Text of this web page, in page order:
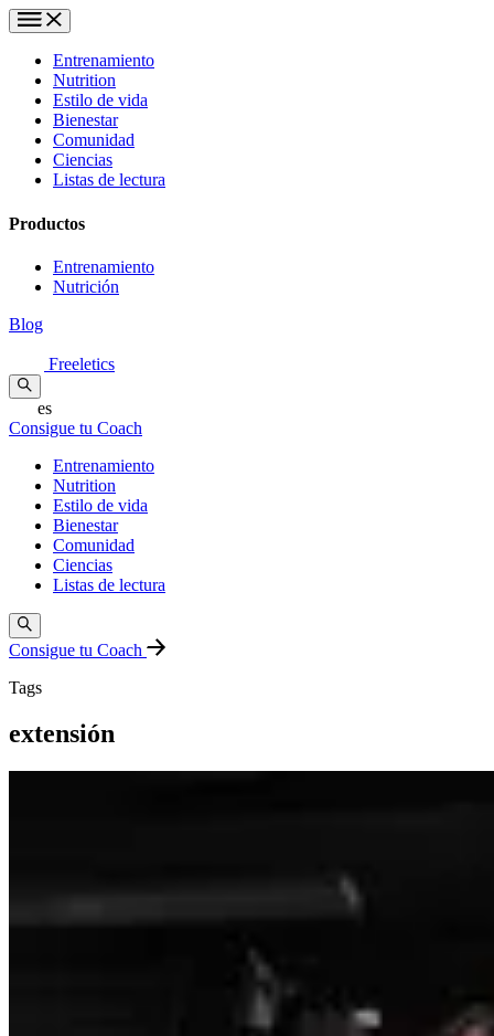
Entrenamiento
Nutrition
Estilo de vida
Bienestar
Comunidad
Ciencias
Listas de lectura
Productos
Entrenamiento
Nutrición
Blog
Freeletics
es
Consigue tu Coach
Entrenamiento
Nutrition
Estilo de vida
Bienestar
Comunidad
Ciencias
Listas de lectura
Consigue tu Coach
Tags
extensión